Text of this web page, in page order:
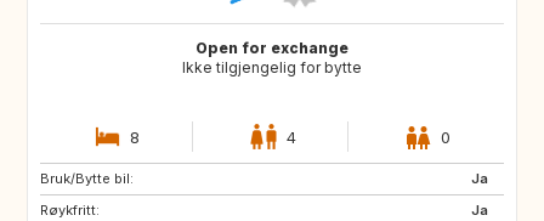
Open for exchange
Ikke tilgjengelig for bytte
8 4 0
Bruk/Bytte bil:
Ja
Røykfritt:
Ja
ES
NL